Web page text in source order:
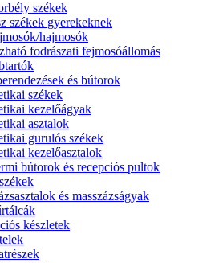
székek
székek gyerekeknek
hajmosók
fodrászati fejmosóállomás
és bútorok
székek
kezelőágyak
asztalok
gurulós székek
kezelőasztalok
bútorok és recepciós pultok
és masszázságyak
készletek